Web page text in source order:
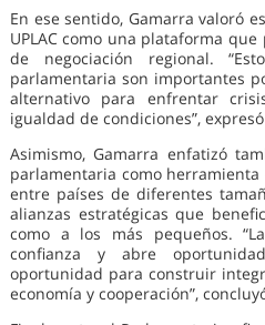
En ese sentido, Gamarra valoró
UPLAC como una plataforma
de negociación regional.
parlamentaria son importantes
alternativo para enfrentar
igualdad de condiciones”,
Asimismo, Gamarra enfatizó
parlamentaria como
entre países de diferentes
alianzas estratégicas que
como a los más pequeños.
confianza y abre
oportunidad para construir
economía y cooperación”,